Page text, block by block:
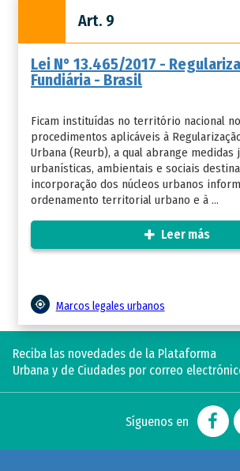
Art. 9
Lei N° 13.465/2017 -
Fundiária - Brasil
Ficam instituídas no território nacional
procedimentos aplicáveis à
Urbana (Reurb), a qual abrange medidas
urbanísticas, ambientais e sociais
incorporação dos núcleos urbanos
ordenamento territorial urbano e à ...
Leer más
Marcos legales urbanos
Reciba las novedades de la Plataforma
Urbana y de Ciudades por correo
Síguenos en